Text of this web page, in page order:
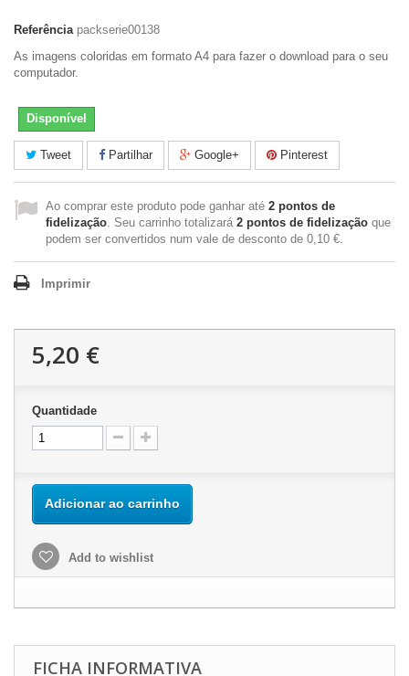
Referência packserie00138
As imagens coloridas em formato A4 para fazer o download para o seu
computador.
Disponível
Tweet Partilhar Google+ Pinterest
Ao comprar este produto pode ganhar até 2 pontos de
fidelização. Seu carrinho totalizará 2 pontos de fidelização que
podem ser convertidos num vale de desconto de 0,10 €.
Imprimir
5,20 €
Quantidade
Adicionar ao carrinho
Add to wishlist
FICHA INFORMATIVA